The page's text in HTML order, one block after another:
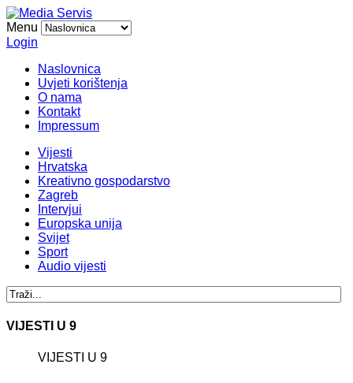
Menu
Login
Naslovnica
Uvjeti korištenja
O nama
Kontakt
Impressum
Vijesti
Hrvatska
Kreativno gospodarstvo
Zagreb
Intervjui
Europska unija
Svijet
Sport
Audio vijesti
VIJESTI U 9
VIJESTI U 9